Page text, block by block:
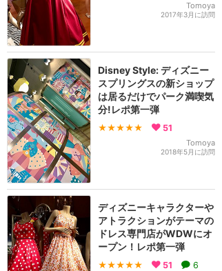
Tomoya
2017年3月に訪問
Disney Style: ディズニー
スプリングスの新ショップ
は居るだけでパーク満喫気
分!レポ第一弾
★★★★★ 51
Tomoya
2018年5月に訪問
ディズニーキャラクターや
アトラクションがテーマの
ドレス専門店がWDWにオ
ープン！レポ第一弾
★★★★★ 51 6